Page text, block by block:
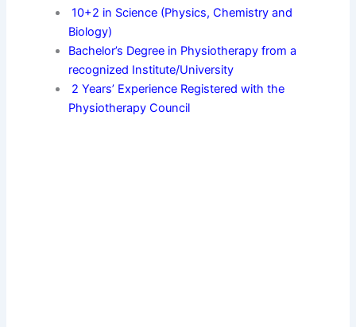
10+2 in Science (Physics, Chemistry and
Biology)
Bachelor’s Degree in Physiotherapy from a
recognized Institute/University
2 Years’ Experience Registered with the
Physiotherapy Council